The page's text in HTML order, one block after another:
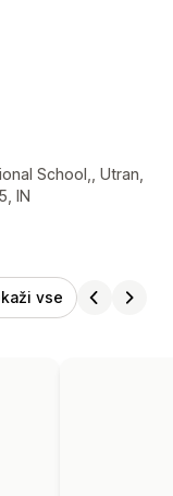
School,, Utran,
IN
vse